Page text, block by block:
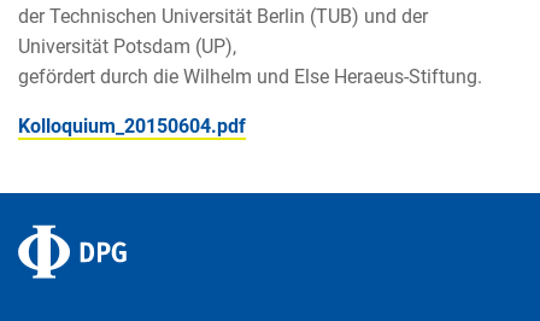
der Technischen Universität Berlin (TUB) und der
Universität Potsdam (UP),
gefördert durch die Wilhelm und Else Heraeus-Stiftung.
Kolloquium_20150604.pdf